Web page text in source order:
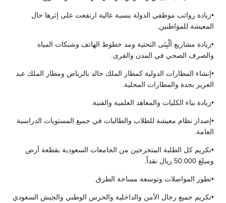
•زيادة رواتب موظفي الدولة بنسبة عالية ارتفعت على إثرها حال
المعيشة للمواطنين.
•زيادة مشاريع اَلْبِنَى التحتية ومد خطوط الهاتف وشبكات المياه
والصرف الصحي في المدن والقرى.
•إنشاء المطارات الدولية كمطار الملك خالد بالرياض ومطار الملك عبد
العزيز بجدة والمطارات المحلية.
•زيادة بناء الكليات والمعاهد العلمية والفنية.
•إصدار نظام معيشة للطلاب والطالبات في جميع المستويات الدراسية
العامة.
•تكريم كل الطلبة المتخرجين من الجامعات السعودية بقطعة أرض
ومبلغ 50.000 ريال نقداً.
•تطور المواصلات وتوسعة مساحة الطرق.
•تكريم جميع رجال الأمن والداخلية والحرس الوطني والجيش السعودي